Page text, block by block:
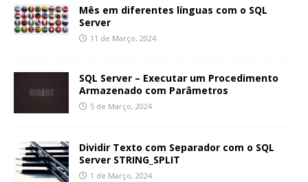
Mês em diferentes línguas com o SQL
Server
11 de Março, 2024
SQL Server – Executar um Procedimento
Armazenado com Parâmetros
5 de Março, 2024
Dividir Texto com Separador com o SQL
Server STRING_SPLIT
1 de Março, 2024